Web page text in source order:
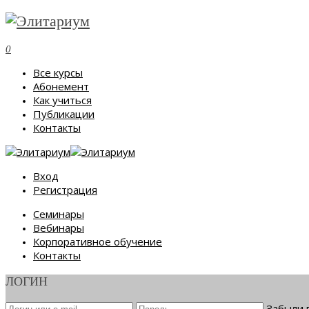
0
Все курсы
Абонемент
Как учиться
Публикации
Контакты
Вход
Регистрация
Семинары
Вебинары
Корпоративное обучение
Контакты
ЛОГИН